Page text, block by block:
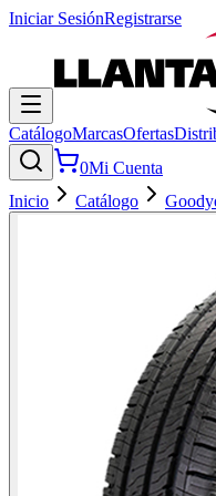
Iniciar SesiónRegistrarse
CatálogoMarcasOfertas
0Mi Cuenta
Inicio
Catálogo